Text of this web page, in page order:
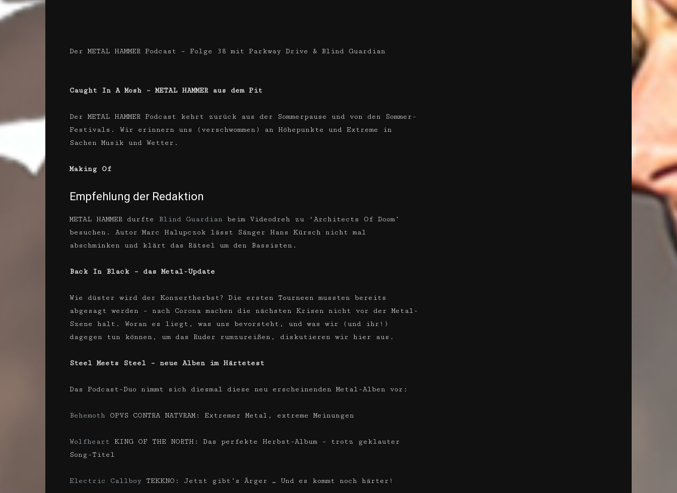
Der METAL HAMMER Podcast – Folge 38 mit Parkway Drive & Blind Guardian
Caught In A Mosh – METAL HAMMER aus dem Pit
Der METAL HAMMER Podcast kehrt zurück aus der Sommerpause und von den Sommer-
Festivals. Wir erinnern uns (verschwommen) an Höhepunkte und Extreme in
Sachen Musik und Wetter.
Making Of
Empfehlung der Redaktion
METAL HAMMER durfte Blind Guardian beim Videodreh zu ‘Architects Of Doom’
besuchen. Autor Marc Halupczok lässt Sänger Hans Kürsch nicht mal
abschminken und klärt das Rätsel um den Bassisten.
Back In Black – das Metal-Update
Wie düster wird der Konzertherbst? Die ersten Tourneen mussten bereits
abgesagt werden – nach Corona machen die nächsten Krisen nicht vor der Metal-
Szene halt. Woran es liegt, was uns bevorsteht, und was wir (und ihr!)
dagegen tun können, um das Ruder rumzureißen, diskutieren wir hier aus.
Steel Meets Steel – neue Alben im Härtetest
Das Podcast-Duo nimmt sich diesmal diese neu erscheinenden Metal-Alben vor:
Behemoth OPVS CONTRA NATVRAM: Extremer Metal, extreme Meinungen
Wolfheart KING OF THE NORTH: Das perfekte Herbst-Album – trotz geklauter
Song-Titel
Electric Callboy TEKKNO: Jetzt gibt’s Ärger … Und es kommt noch härter!